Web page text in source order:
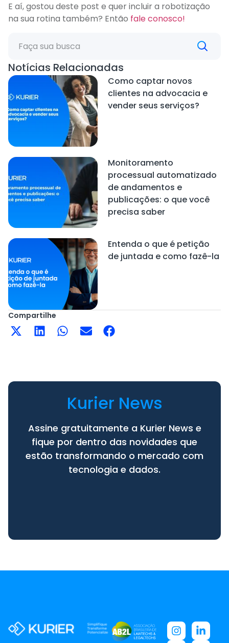
E aí, gostou deste post e quer incluir a robotização
na sua rotina também? Então fale conosco!
Notícias Relacionadas
Como captar novos
clientes na advocacia e
vender seus serviços?
Monitoramento
processual automatizado
de andamentos e
publicações: o que você
precisa saber
Entenda o que é petição
de juntada e como fazê-la
Compartilhe
Kurier News
Assine gratuitamente a Kurier News e
fique por dentro das novidades que
estão transformando o mercado com
tecnologia e dados.